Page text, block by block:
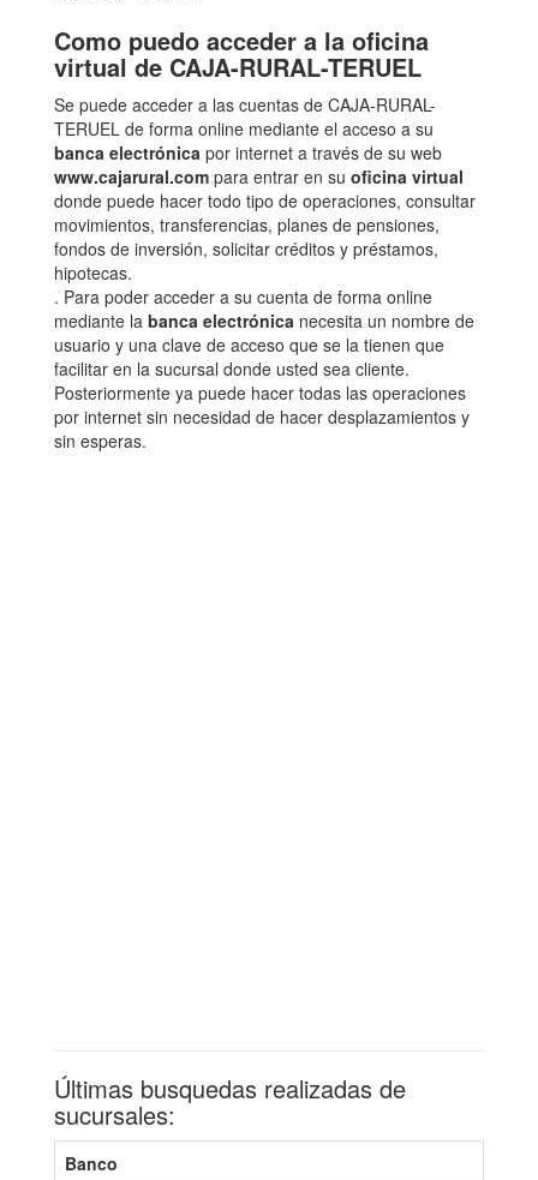
Como puedo acceder a la oficina
virtual de CAJA-RURAL-TERUEL
Se puede acceder a las cuentas de CAJA-RURAL-
TERUEL de forma online mediante el acceso a su
banca electrónica por internet a través de su web
www.cajarural.com para entrar en su oficina virtual
donde puede hacer todo tipo de operaciones, consultar
movimientos, transferencias, planes de pensiones,
fondos de inversión, solicitar créditos y préstamos,
hipotecas.
. Para poder acceder a su cuenta de forma online
mediante la banca electrónica necesita un nombre de
usuario y una clave de acceso que se la tienen que
facilitar en la sucursal donde usted sea cliente.
Posteriormente ya puede hacer todas las operaciones
por internet sin necesidad de hacer desplazamientos y
sin esperas.
Últimas busquedas realizadas de
sucursales:
Banco